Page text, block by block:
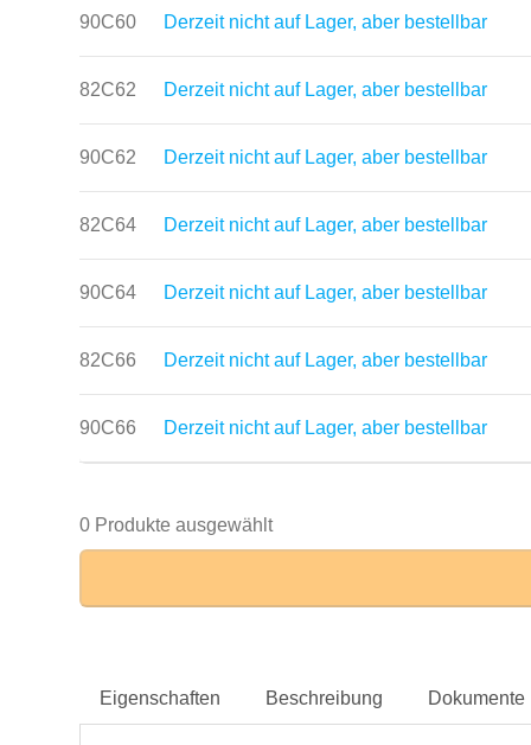
90C60 Derzeit nicht auf Lager, aber bestellbar
82C62 Derzeit nicht auf Lager, aber bestellbar
90C62 Derzeit nicht auf Lager, aber bestellbar
82C64 Derzeit nicht auf Lager, aber bestellbar
90C64 Derzeit nicht auf Lager, aber bestellbar
82C66 Derzeit nicht auf Lager, aber bestellbar
90C66 Derzeit nicht auf Lager, aber bestellbar
0 Produkte ausgewählt
Eigenschaften Beschreibung Dokumente